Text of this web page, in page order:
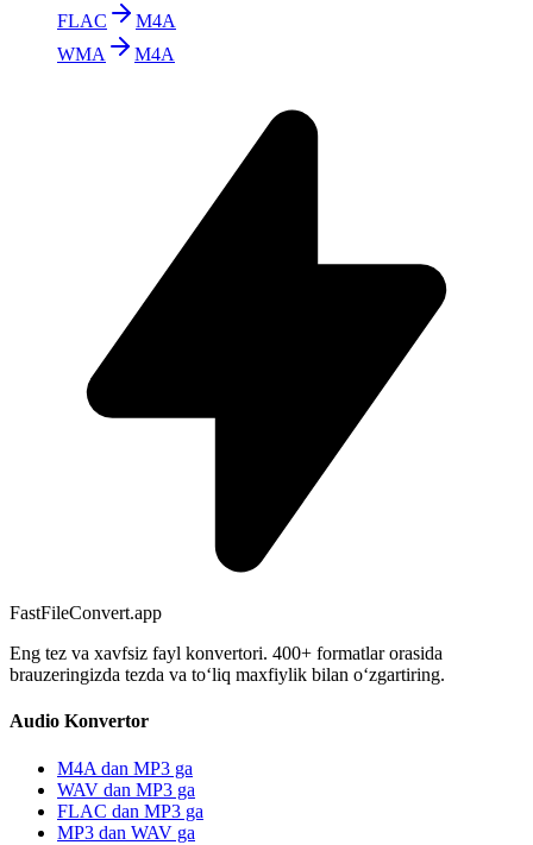
FLAC
M4A
WMA
M4A
FastFileConvert.app
Eng tez va xavfsiz fayl konvertori. 400+ formatlar orasida
brauzeringizda tezda va toʻliq maxfiylik bilan oʻzgartiring.
Audio Konvertor
M4A dan MP3 ga
WAV dan MP3 ga
FLAC dan MP3 ga
MP3 dan WAV ga